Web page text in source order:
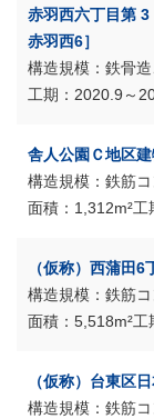
赤羽西六丁目第
赤羽西6］
鉄骨
2020.9～
舎人公園Ｃ地区
鉄筋
1,312m²
（仮称）西蒲田
鉄筋
5,518m²
（仮称）台東区
鉄筋